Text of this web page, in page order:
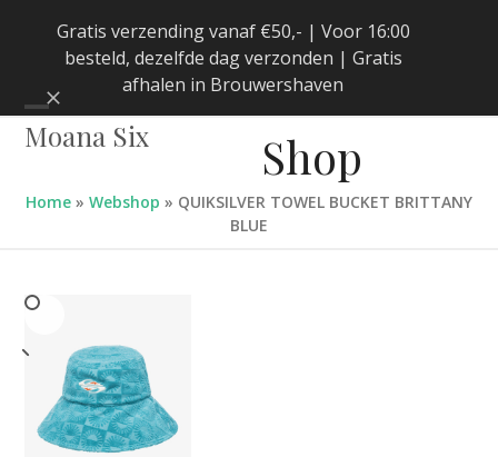
Gratis verzending vanaf €50,- | Voor 16:00
besteld, dezelfde dag verzonden | Gratis
afhalen in Brouwershaven
Negeren
Moana Six
Open
menu
Close
menu
Shop
Home » Webshop » QUIKSILVER TOWEL BUCKET BRITTANY
BLUE